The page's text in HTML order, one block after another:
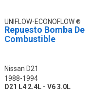
UNIFLOW-ECONOFLOW
Repuesto Bomba De
Combustible
Nissan D21
1988-1994
D21 L4 2.4L - V6 3.0L